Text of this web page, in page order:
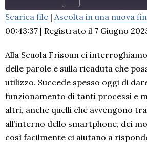
RSS FEED
SHARE
LINK
EMBED
Scarica file | Ascolta in una nuova
00:43:37 | Registrato il 7 Giugno
Alla Scuola Frisoun ci
delle parole e sulla ricaduta che
utilizzo. Succede spesso oggi di
funzionamento di tanti processi e
altri, anche quelli che avvengono
all’interno dello smartphone, dei
così facilmente ci aiutano a